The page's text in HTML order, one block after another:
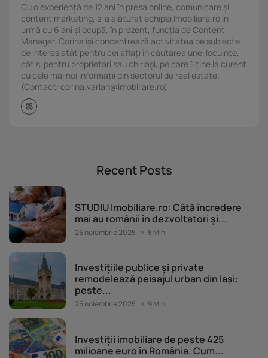
Cu o experiență de 12 ani în presa online, comunicare și
content marketing, s-a alăturat echipei Imobiliare.ro în
urmă cu 6 ani și ocupă, în prezent, funcția de Content
Manager. Corina își concentrează activitatea pe subiecte
de interes atât pentru cei aflați în căutarea unei locuințe,
cât și pentru proprietari sau chiriași, pe care îi ține la curent
cu cele mai noi informații din sectorul de real estate.
(Contact: corina.varlan@imobiliare.ro)
Recent Posts
STUDIU Imobiliare.ro: Câtă încredere
mai au românii în dezvoltatori și...
25 noiembrie 2025 8 Min
Investițiile publice și private
remodelează peisajul urban din Iași:
peste...
25 noiembrie 2025 9 Min
Investiții imobiliare de peste 425
milioane euro în România. Cum...